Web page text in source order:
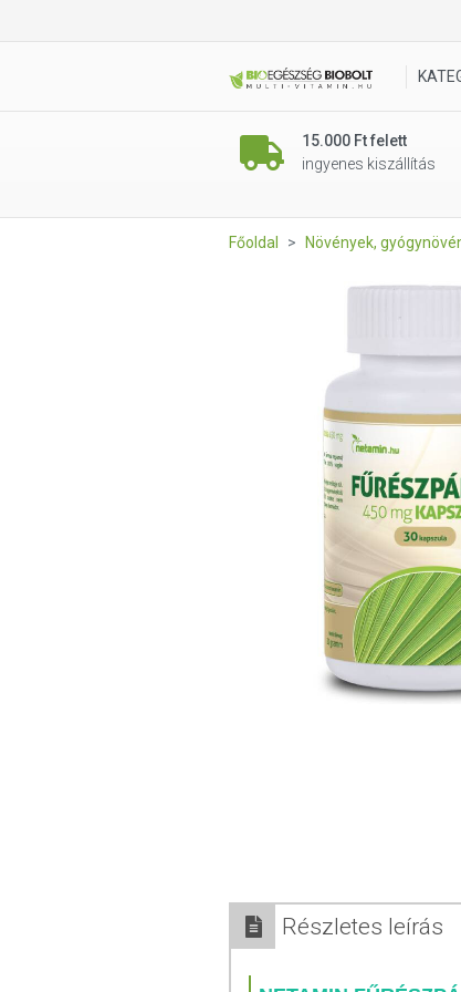
15.000 Ft felett
ingyenes kiszállítás
Főoldal Növények,
Részletes leírás